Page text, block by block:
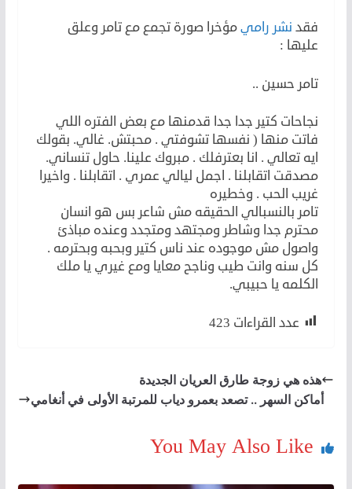
فقدنشر راميمؤخرا صورة تجمع مع تامر وعلق
عليها :
تامر حسين ..
نجاحات كتير جدا جدا قدمنها مع بعض الفتره اللي
فاتت منها ( نفسها تشوفتي . محبتش. غالي. بقولك
ايه تعالي . انا بعترفلك . مبروك علينا. حاول تنساني.
مصدقت اتقابلنا . اجمل ليالي عمري . اتقابلنا . واخيرا
غريب الحب . وخطيره
تامر بالنسبالي الحقيقه مش شاعر بس هو انسان
محترم جدا وشاطر ومجتهد ومتجدد وعنده مباذئ
واصول مش موجوده عند ناس كتير وبحبه وبحترمه .
كل سنه وانت طيب وناجح معايا ومع غيري يا ملك
الكلمه يا حبيبي.
عدد القراءات 423
هذه هي زوجة طارق العريان الجديدة
أماكن السهر .. تصعد بعمرو دياب للمرتبة الأولى في أنغامي
You May Also Like